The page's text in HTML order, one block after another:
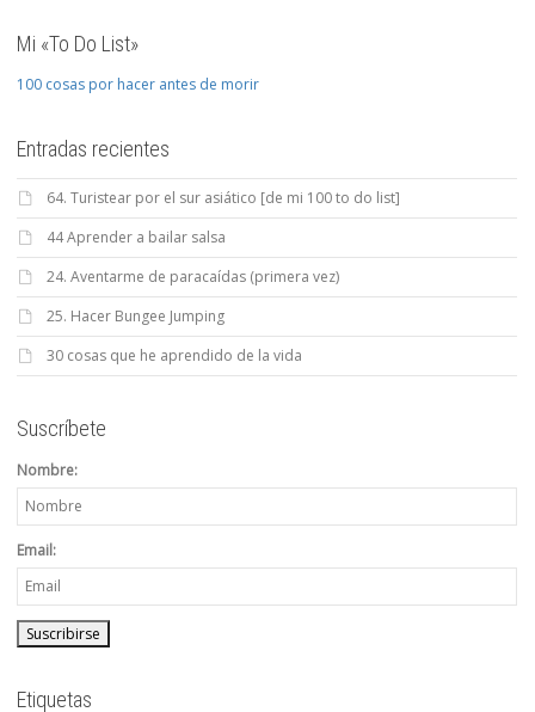
Mi «To Do List»
100 cosas por hacer antes de morir
Entradas recientes
64. Turistear por el sur asiático [de mi 100 to do list]
44 Aprender a bailar salsa
24. Aventarme de paracaídas (primera vez)
25. Hacer Bungee Jumping
30 cosas que he aprendido de la vida
Suscríbete
Nombre:
Email:
Etiquetas